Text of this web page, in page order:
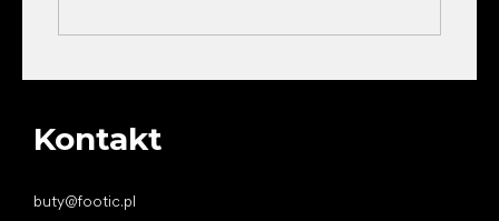
Kontakt
buty@footic.pl